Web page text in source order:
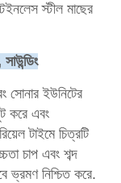
স্টীল মাছের
সোনার ইউনিটের
করে এবং
টাইমে চিত্রটি
চাপ এবং শব্দ
ভ্রমণ নিশ্চিত করে.